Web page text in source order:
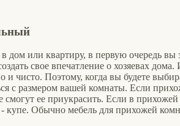
в дом или квартиру, в первую очередь
свое впечатление о хозяевах
и чисто. Поэтому, когда вы будете
с размером вашей комнаты. Если
смогут ее приукрасить. Если в
Обычно мебель для прихожей